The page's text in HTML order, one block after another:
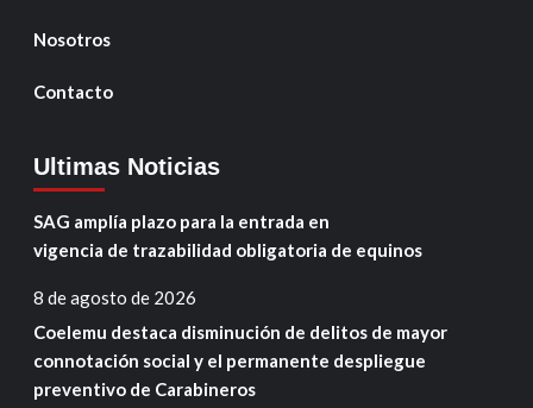
Nosotros
Contacto
Ultimas Noticias
SAG amplía plazo para la entrada en
vigencia de trazabilidad obligatoria de equinos
8 de agosto de 2026
Coelemu destaca disminución de delitos de mayor
connotación social y el permanente despliegue
preventivo de Carabineros